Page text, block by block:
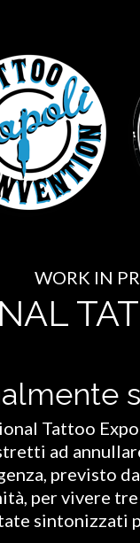
WORK IN
Tattoo
ad
previsto
per vivere
sintonizzati